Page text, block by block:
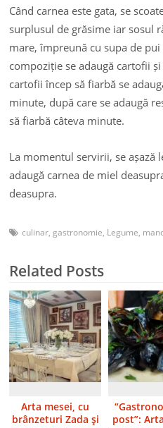
Când carnea este gata, se
surplusul de grăsime iar sosul
mare, împreună cu supa de
compoziție se adaugă cartofii
cartofii încep să fiarbă se
minute, după care se adaugă
să fiarbă câteva minute.
La momentul servirii, se așază
adaugă carnea de miel
deasupra.
culinar, gastronomie, Legume,
Related Posts
Arta mesei, cu
brânzeturi Zada şi
post”: